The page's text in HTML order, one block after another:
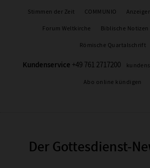
Stimmen der Zeit COMMUNIO
Forum Weltkirche Biblische Notizen
Römische Quartalschrift
Kundenservice +49 761 2717200
Abo online kündigen
Der Gottesdienst-